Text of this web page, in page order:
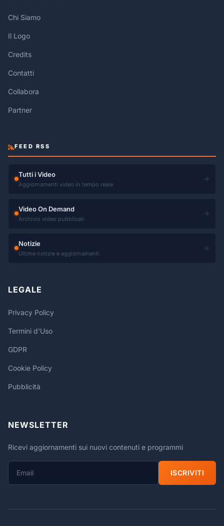
Chi Siamo
Il Logo
Credits
Contatti
Collabora
Partner
FEED RSS
Tutti i Video
Aggiornamenti video in tempo reale
→
Video On Demand
Archivio video pubblicati
→
Notizie
Ultime notizie e aggiornamenti
→
LEGALE
Privacy Policy
Termini d'Uso
GDPR
Cookie Policy
Pubblicità
NEWSLETTER
Ricevi aggiornamenti sui nuovi contenuti e programmi
ISCRIVITI